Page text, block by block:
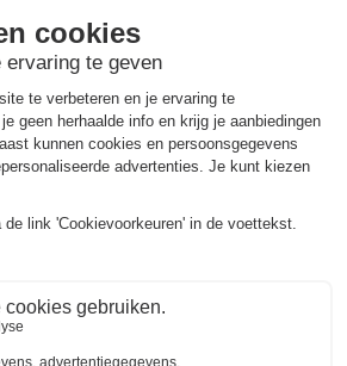
het vakantiepark
zandstrand
duinreservaat
culinaire dagtrips
Margats ligt aan de rand van het